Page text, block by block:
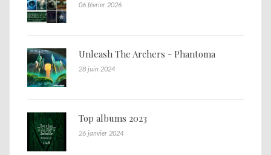
06 février 2026
Unleash The Archers - Phantoma
28 juin 2024
Top albums 2023
26 janvier 2024